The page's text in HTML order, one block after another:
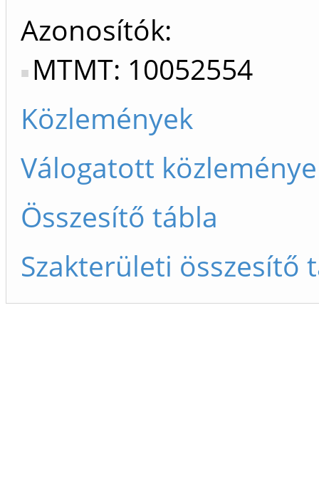
Azonosítók
MTMT: 10052554
Közlemények
Válogatott
Összesítő tábla
Szakterületi összesítő